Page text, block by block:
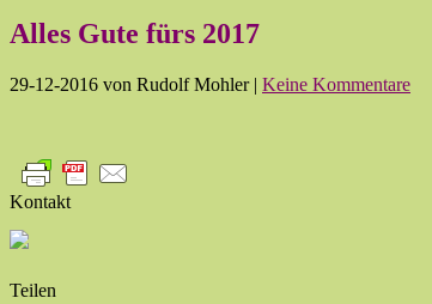
Alles Gute fürs 2017
29-12-2016 von Rudolf Mohler| Keine Kommentare
Kontakt
Teilen